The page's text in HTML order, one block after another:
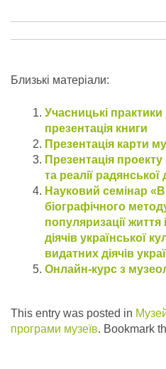
Близькі матеріали:
Учасницькі
презентація книги
Презентація карти
Презентація
та реалії радянської
Науковий семінар
біографічного
популяризації життя
діячів української
видатних діячів
Онлайн-курс з
This entry was posted in
програми музеїв. Bookmark